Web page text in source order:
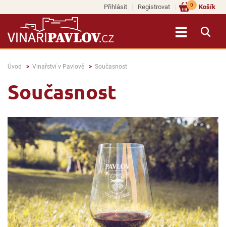
Přihlásit Registrovat Košík
0
Úvod Vinařství v Pavlově Současnost
Současnost